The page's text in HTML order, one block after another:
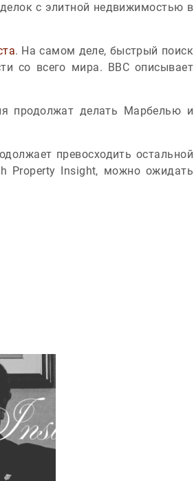
с элитной недвижимостью в
. На самом деле, быстрый поиск
со всего мира. BBC описывает
продолжат делать Марбелью и
превосходить остальной
Property Insight, можно ожидать